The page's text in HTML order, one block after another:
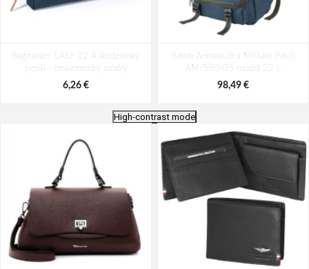
Bagmaster EASY 22 A študentský
penál - tmavomodrý modrý
6,26 €
Batoh Aeronautica Militare Patch
AM-580-05 modrá 22 L
98,49 €
High-contrast mode